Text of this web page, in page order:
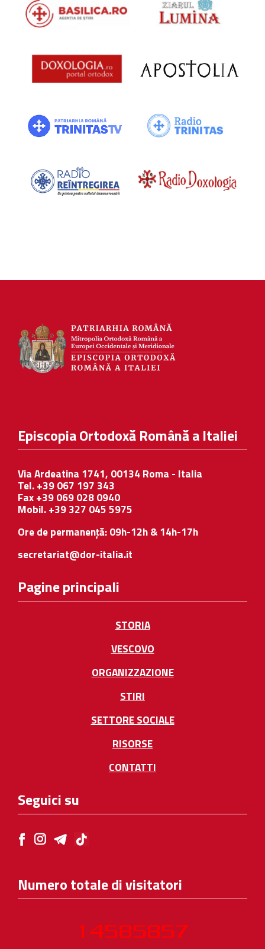
Episcopia Ortodoxă Română a Italiei
Via Ardeatina 1741, 00134 Roma - Italia
Tel. +39 067 197 343
Fax +39 069 028 0940
Mobil. +39 327 045 5975
Ore de permanență: 09h-12h & 14h-17h
secretariat@dor-italia.it
Pagine principali
STORIA
VESCOVO
ORGANIZZAZIONE
STIRI
SETTORE SOCIALE
RISORSE
CONTATTI
Seguici su
Numero totale di visitatori